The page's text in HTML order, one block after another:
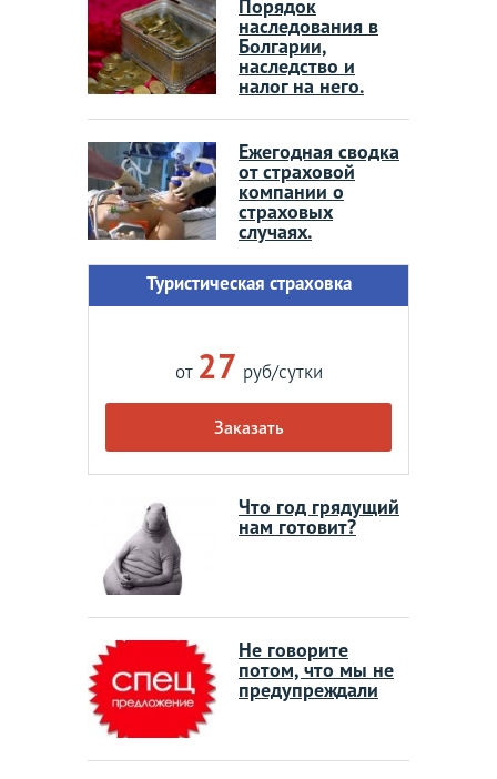
Порядок
наследования в
Болгарии,
наследство и
налог на него.
Ежегодная сводка
от страховой
компании о
страховых
случаях.
Туристическая страховка
от 27 руб/сутки
Заказать
Что год грядущий
нам готовит?
Не говорите
потом, что мы не
предупреждали